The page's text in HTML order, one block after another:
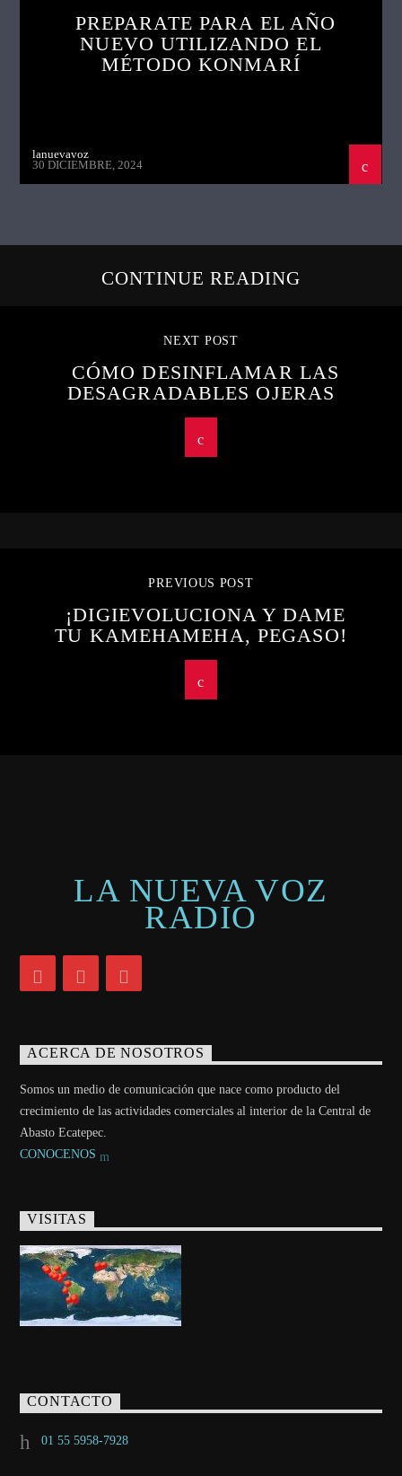
PREPARATE PARA EL AÑO
NUEVO UTILIZANDO EL
MÉTODO KONMARÍ
lanuevavoz
30 DICIEMBRE, 2024
CONTINUE READING
NEXT POST
CÓMO DESINFLAMAR LAS
DESAGRADABLES OJERAS
PREVIOUS POST
¡DIGIEVOLUCIONA Y DAME
TU KAMEHAMEHA, PEGASO!
LA NUEVA VOZ
RADIO
ACERCA DE NOSOTROS
Somos un medio de comunicación que nace como producto del
crecimiento de las actividades comerciales al interior de la Central de
Abasto Ecatepec.
CONOCENOS
VISITAS
CONTACTO
01 55 5958-7928